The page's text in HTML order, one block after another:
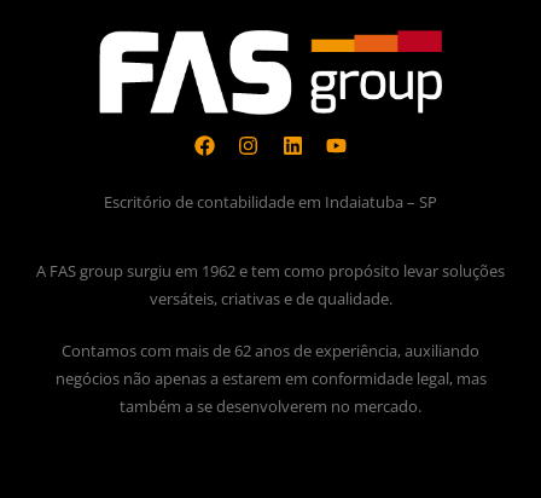
Escritório de contabilidade em Indaiatuba – SP
A FAS group surgiu em 1962 e tem como propósito levar soluções
versáteis, criativas e de qualidade.
Contamos com mais de 62 anos de experiência, auxiliando
negócios não apenas a estarem em conformidade legal, mas
também a se desenvolverem no mercado.